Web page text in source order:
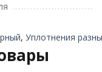
, Уплотнения